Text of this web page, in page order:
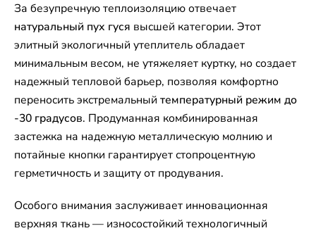
За безупречную теплоизоляцию отвечает
натуральный пух гуся высшей категории. Этот
элитный экологичный утеплитель обладает
минимальным весом, не утяжеляет куртку, но создает
надежный тепловой барьер, позволяя комфортно
переносить экстремальный температурный режим до
-30 градусов. Продуманная комбинированная
застежка на надежную металлическую молнию и
потайные кнопки гарантирует стопроцентную
герметичность и защиту от продувания.
Особого внимания заслуживает инновационная
верхняя ткань — износостойкий технологичный